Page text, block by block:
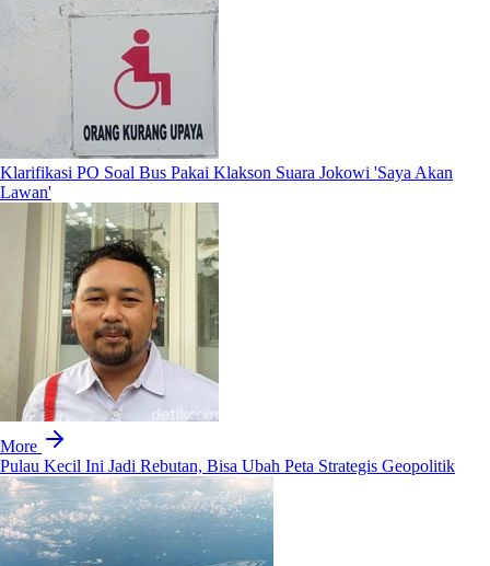
Klarifikasi PO Soal Bus Pakai Klakson Suara Jokowi 'Saya Akan
Lawan'
More
Pulau Kecil Ini Jadi Rebutan, Bisa Ubah Peta Strategis Geopolitik